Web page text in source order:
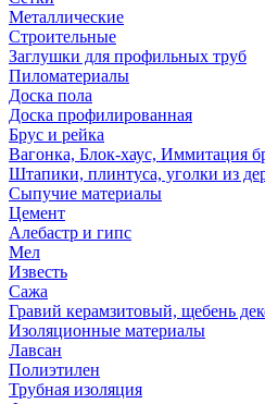
Металлические
Строительные
Заглушки для профильных труб
Пиломатериалы
Доска пола
Доска профилированная
Брус и рейка
Вагонка, Блок-хаус, Иммитация
Штапики, плинтуса, уголки из
Сыпучие материалы
Цемент
Алебастр и гипс
Мел
Известь
Сажа
Гравий керамзитовый, щебень
Изоляционные материалы
Лавсан
Полиэтилен
Трубная изоляция